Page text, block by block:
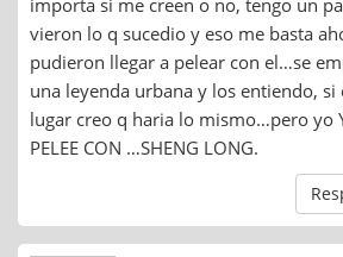
vieron lo q sucedio y eso me basta
pudieron llegar a pelear con el…se
una leyenda urbana y los entiendo, si
lugar creo q haria lo mismo…pero yo
PELEE CON …SHENG LONG.